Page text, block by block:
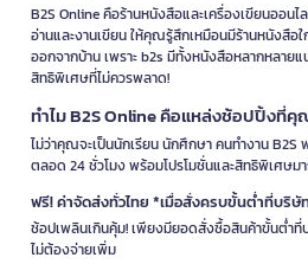
B2S Online คือร้านหนังสือและเครื่องเขียนออน
อ่านและงานเขียน ให้คุณรู้สึกเหมือนมีร้านหนังสือ
ออกจากบ้าน เพราะ b2s มีทั้งหนังสือหลากหลา
สิทธิพิเศษที่ไม่ควรพลาด!
ทำไม B2S Online คือแหล่งช้อปปิ้งที่
ไม่ว่าคุณจะเป็นนักเรียน นักศึกษา คนทำงาน
ตลอด 24 ชั่วโมง พร้อมโปรโมชั่นและสิทธิพิเศษม
ฟรี! ค่าจัดส่งทั่วไทย *เมื่อสั่งครบขั้นต่ำที่บริษั
ช้อปเพลินเกินคุ้ม! เพียงมียอดสั่งซื้อสินค้าขั้นต่ำ
ไม่ต้องจ่ายเพิ่ม